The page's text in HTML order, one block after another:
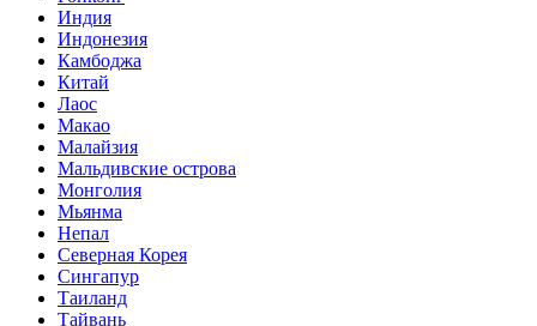
Индия
Индонезия
Камбоджа
Китай
Лаос
Макао
Малайзия
Мальдивские острова
Монголия
Мьянма
Непал
Северная Корея
Сингапур
Таиланд
Тайвань